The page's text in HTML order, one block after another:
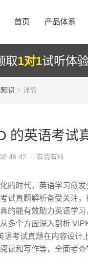
首页 产品体系
取1对1试听体
识 详情
的英语考试
· 有资有料
的时代，英语学习愈
试真题解析备受关注
的能有效助力英语学
多个方面深入剖析
语考试真题在内容设计
读和写作等，全面考